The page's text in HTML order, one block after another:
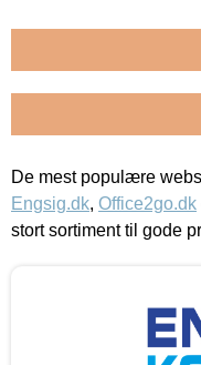
De mest populære
Engsig.dk, Office2go.dk
stort sortiment til gode